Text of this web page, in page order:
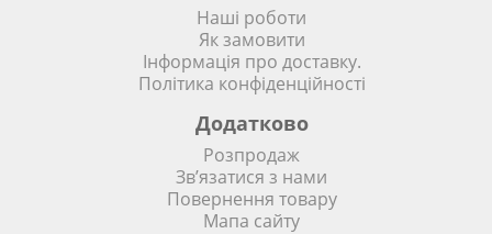
Наші роботи
Як замовити
Інформація про доставку.
Політика конфіденційності
Додатково
Розпродаж
Зв’язатися з нами
Повернення товару
Мапа сайту